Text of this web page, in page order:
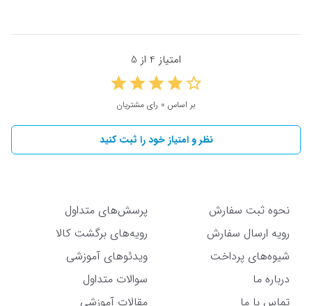
امتیاز 4 از 5
بر اساس 0 رای مشتریان
نظر و امتیاز خود را ثبت کنید
نحوه ثبت سفارش
رویه ارسال سفارش
شیوه‌های پرداخت
پرسش‌های متداول
رویه‌های برگشت کالا
ویدئوهای آموزشی
درباره ما
تماس با ما
سوالات متداول
مقالات آموزشی